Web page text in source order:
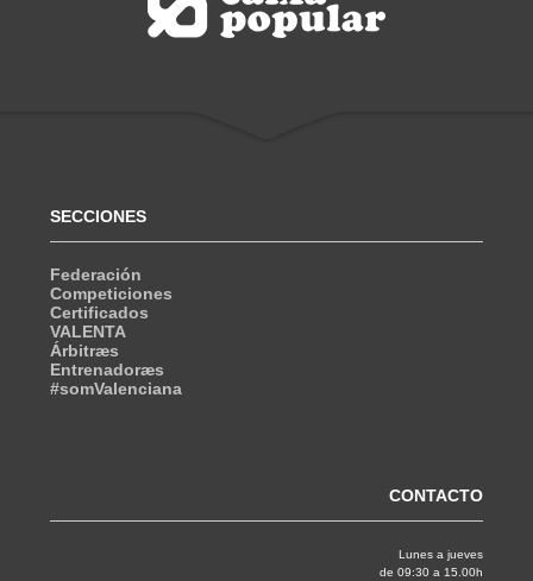
SECCIONES
Federación
Competiciones
Certificados
VALENTA
Árbitræs
Entrenadoræs
#somValenciana
CONTACTO
Lunes a jueves
de 09:30 a 15.00h